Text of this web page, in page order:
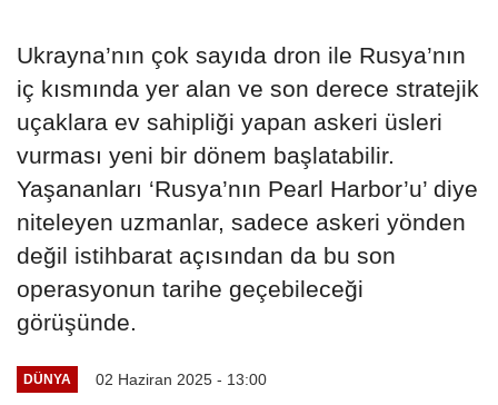
Ukrayna’nın çok sayıda dron ile Rusya’nın
iç kısmında yer alan ve son derece stratejik
uçaklara ev sahipliği yapan askeri üsleri
vurması yeni bir dönem başlatabilir.
Yaşananları ‘Rusya’nın Pearl Harbor’u’ diye
niteleyen uzmanlar, sadece askeri yönden
değil istihbarat açısından da bu son
operasyonun tarihe geçebileceği
görüşünde.
DÜNYA 02 Haziran 2025 - 13:00